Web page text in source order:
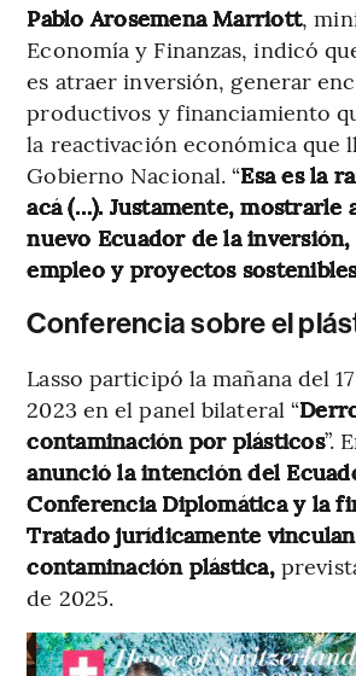
Pablo Arosemena Marriott,
Economía y Finanzas, indicó
es atraer inversión, generar
productivos y financiamiento
la reactivación económica que
Gobierno Nacional. “Esa es la
acá (…). Justamente, mostrarle
nuevo Ecuador de la
empleo y proyectos
Conferencia sobre el
Lasso participó la mañana del
2023 en el panel bilateral “
contaminación por plásticos”.
anunció la intención del
Conferencia Diplomática y la
Tratado jurídicamente
contaminación plástica,
de 2025.